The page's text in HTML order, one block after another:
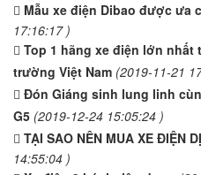
Mẫu xe điện Dibao được ưa
17:16:17 )
Top 1 hãng xe điện lớn nhất
trường Việt Nam (2019-11-21
Đón Giáng sinh lung linh
G5 (2019-12-24 15:05:24 )
TẠI SAO NÊN MUA XE ĐIỆN
14:55:04 )